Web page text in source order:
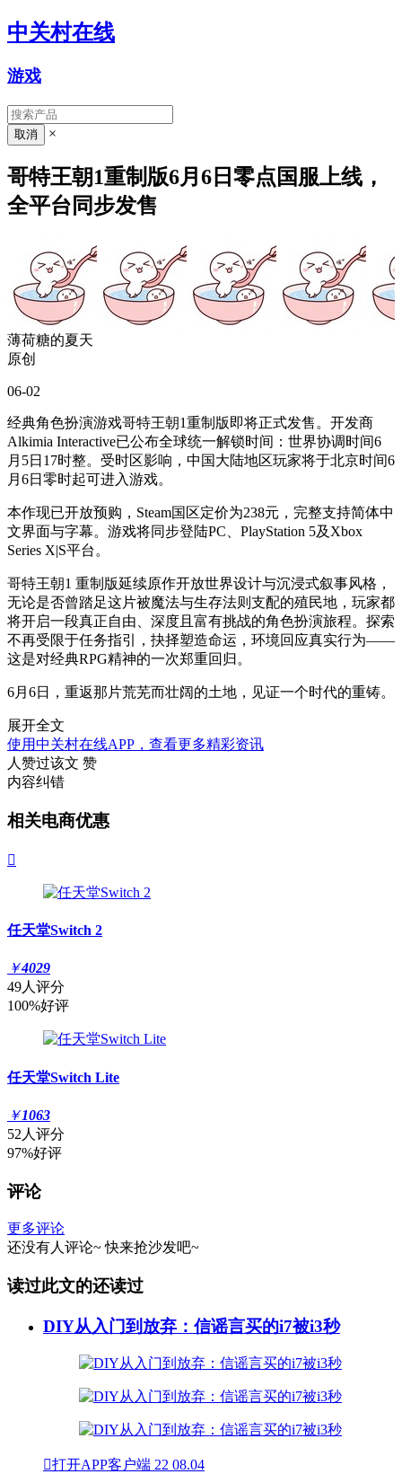
中关村在线
游戏
×
哥特王朝1重制版6月6日零点国服上线，
全平台同步发售
薄荷糖的夏天
原创
06-02
经典角色扮演游戏哥特王朝1重制版即将正式发售。开发商
Alkimia Interactive已公布全球统一解锁时间：世界协调时间6
月5日17时整。受时区影响，中国大陆地区玩家将于北京时间6
月6日零时起可进入游戏。
本作现已开放预购，Steam国区定价为238元，完整支持简体中
文界面与字幕。游戏将同步登陆PC、PlayStation 5及Xbox
Series X|S平台。
哥特王朝1 重制版延续原作开放世界设计与沉浸式叙事风格，
无论是否曾踏足这片被魔法与生存法则支配的殖民地，玩家都
将开启一段真正自由、深度且富有挑战的角色扮演旅程。探索
不再受限于任务指引，抉择塑造命运，环境回应真实行为——
这是对经典RPG精神的一次郑重回归。
6月6日，重返那片荒芜而壮阔的土地，见证一个时代的重铸。
展开全文
使用中关村在线APP，查看更多精彩资讯
人赞过该文 赞
内容纠错
相关电商优惠

任天堂Switch 2
￥4029
49人评分
100%好评
任天堂Switch Lite
￥1063
52人评分
97%好评
评论
更多评论
还没有人评论~ 快来抢沙发吧~
读过此文的还读过
DIY从入门到放弃：信谣言买的i7被i3秒
打开APP客户端 22 08.04